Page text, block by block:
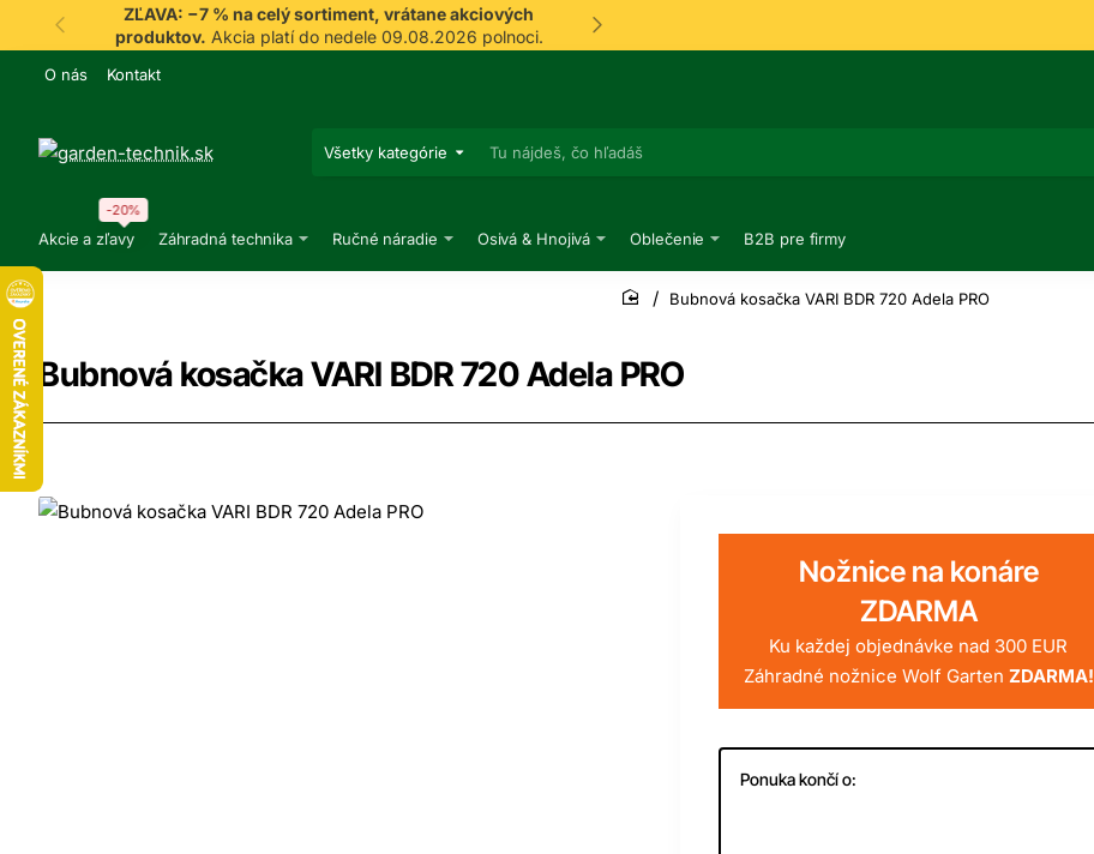
ZĽAVA: −7 % na celý sortiment, vrátane akciových
produktov. Akcia platí do nedele 09.08.2026 polnoci.
O nás Kontakt
Všetky kategórie
Tu
Akcie a zľavy
-20%
Záhradná technika Ručné náradie Osivá & Hnojivá Oblečenie B2B pre firmy
Bubnová kosačka VARI BDR 720 Adela PRO
home
Bubnová kosačka VARI BDR 720 Adela PRO
Nožnice na konáre
ZDARMA
Ku každej objednávke nad 300 EUR
Záhradné nožnice Wolf Garten ZDARMA!
Ponuka končí o: